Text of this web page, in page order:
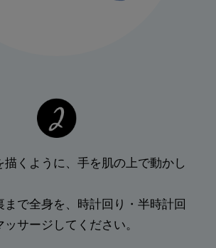
描くように、手を肌の上で動かし
まで全身を、時計回り・半時計回
ッサージしてください。